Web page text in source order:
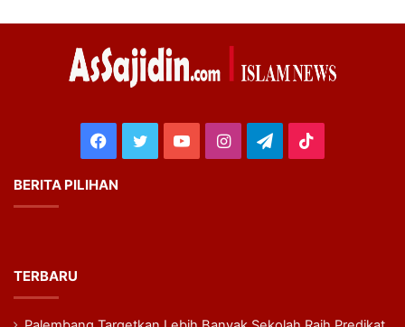
Facebook
TwitterYouTubeInstagram
Telegram
BERITA PILIHAN
TERBARU